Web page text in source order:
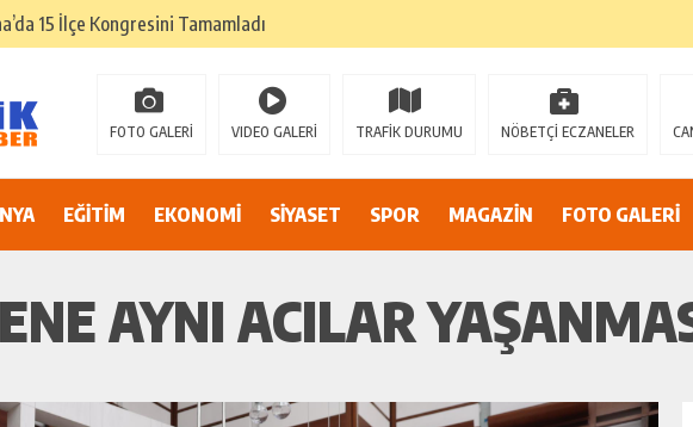
yalnızca bir meslek değil, cesaretin, fedakarlığın ve insan sevgisinin en güçlü temsilidir.”
ÇAĞRI: “EŞİT VE ADİL BİR YARGI SİSTEMİ İSTİYORUZ”
Göbeğinde Güvenlik Alarmı: İnönü Parkı Sahipsiz mi?
FOTO GALERİ VIDEO GALERİ TRAFİK DURUMU NÖBETÇİ ECZANELER
EĞİTİM EKONOMİ SİYASET SPOR MAGAZİN FOTO GALERİ
AYNI ACILAR